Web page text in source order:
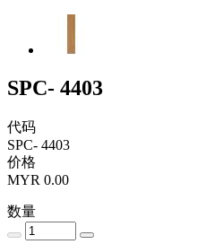
SPC- 4403
代码
SPC- 4403
价格
MYR 0.00
数量